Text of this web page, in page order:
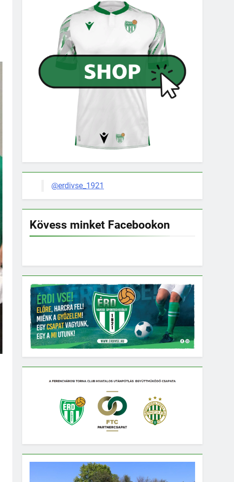
@erdivse_1921
Kövess minket Facebookon